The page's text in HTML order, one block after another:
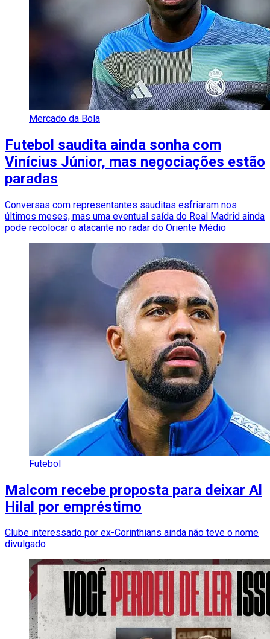
Mercado da Bola
Futebol saudita ainda sonha com
Vinícius Júnior, mas negociações estão
paradas
Conversas com representantes sauditas esfriaram nos
últimos meses, mas uma eventual saída do Real Madrid ainda
pode recolocar o atacante no radar do Oriente Médio
Futebol
Malcom recebe proposta para deixar Al
Hilal por empréstimo
Clube interessado por ex-Corinthians ainda não teve o nome
divulgado